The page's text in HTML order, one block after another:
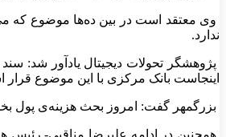
وی معتقد است در بین ده‌ها موضوع که
ندارد.
پژوهشگر تحولات دیجیتال یادآور شد:
اینجاست بانک مرکزی با این موضوع
بزرگمهر گفت: امروز بحث هزینه‌ی پول